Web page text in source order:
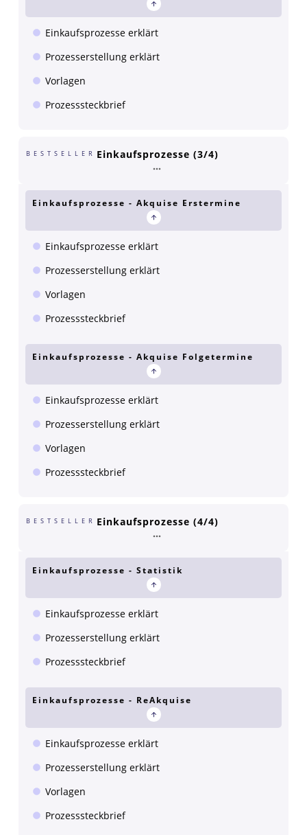
Einkaufsprozesse erklärt
Prozesserstellung erklärt
Vorlagen
Prozesssteckbrief
BESTSELLER Einkaufsprozesse (3/4)
Einkaufsprozesse - Akquise Erstermine
Einkaufsprozesse erklärt
Prozesserstellung erklärt
Vorlagen
Prozesssteckbrief
Einkaufsprozesse - Akquise Folgetermine
Einkaufsprozesse erklärt
Prozesserstellung erklärt
Vorlagen
Prozesssteckbrief
BESTSELLER Einkaufsprozesse (4/4)
Einkaufsprozesse - Statistik
Einkaufsprozesse erklärt
Prozesserstellung erklärt
Prozesssteckbrief
Einkaufsprozesse - ReAkquise
Einkaufsprozesse erklärt
Prozesserstellung erklärt
Vorlagen
Prozesssteckbrief